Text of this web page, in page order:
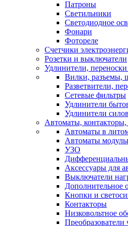
Патроны
Светильники
Светодиодное
Фонари
Фотореле
Счетчики
Розетки и выключатели
Удлинители, переноски
Вилки, разъемы,
Разветвители,
Сетевые фильтры
Удлинители
Удлинители
Автоматы, контакторы,
Автоматы в
Автоматы
УЗО
Аксессуары для
Выключатели
Дополнительное
Кнопки и
Контакторы
Низковольтное
Преобразователи